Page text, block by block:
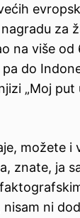
za
na više od
do
„Moj
možete i
znate, ja
ni